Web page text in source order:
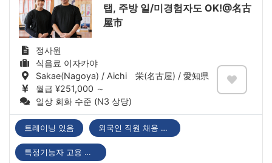
탭, 주방 일/미경험자도 OK!@名古
屋市
정사원
식음료 이자카야
Sakae(Nagoya) / Aichi 栄(名古屋) / 愛知県
월급 ¥251,000 ～
일상 회화 수준 (N3 상당)
트레이닝 있음 외국인 직원 채용 실적 있음
특정기능자 고용 기업